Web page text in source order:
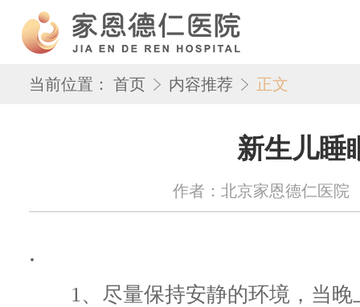
当前位置： 首页 内容推荐 正文
新生儿睡
作者：北京家恩德仁医院
.
1、尽量保持安静的环境，当晚